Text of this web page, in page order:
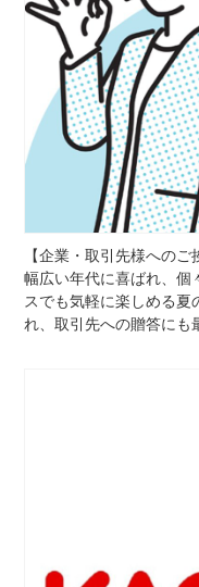
【企業・取引先様へのご
幅広い年代に喜ばれ、個
スでも気軽に楽しめる夏
れ、取引先への贈答にも